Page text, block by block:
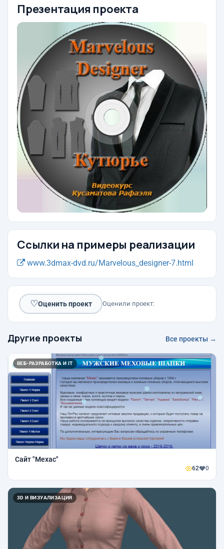
Презентация проекта
Ссылки на примеры реализации
www.3dmax-dvd.ru/Marvelous_designer-7.html
♡Оценить проект Оценили проект:
Другие проекты Все проекты →
ВЕБ-РАЗРАБОТКА И IT
Сайт "Мехас"
62 0
3D И ВИЗУАЛИЗАЦИЯ